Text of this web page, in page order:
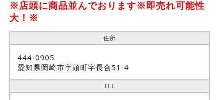
※店頭に商品並んでおります※即売れ可能性
大！※
住所
444-0905
愛知県岡崎市宇頭町字長合51-4
TEL